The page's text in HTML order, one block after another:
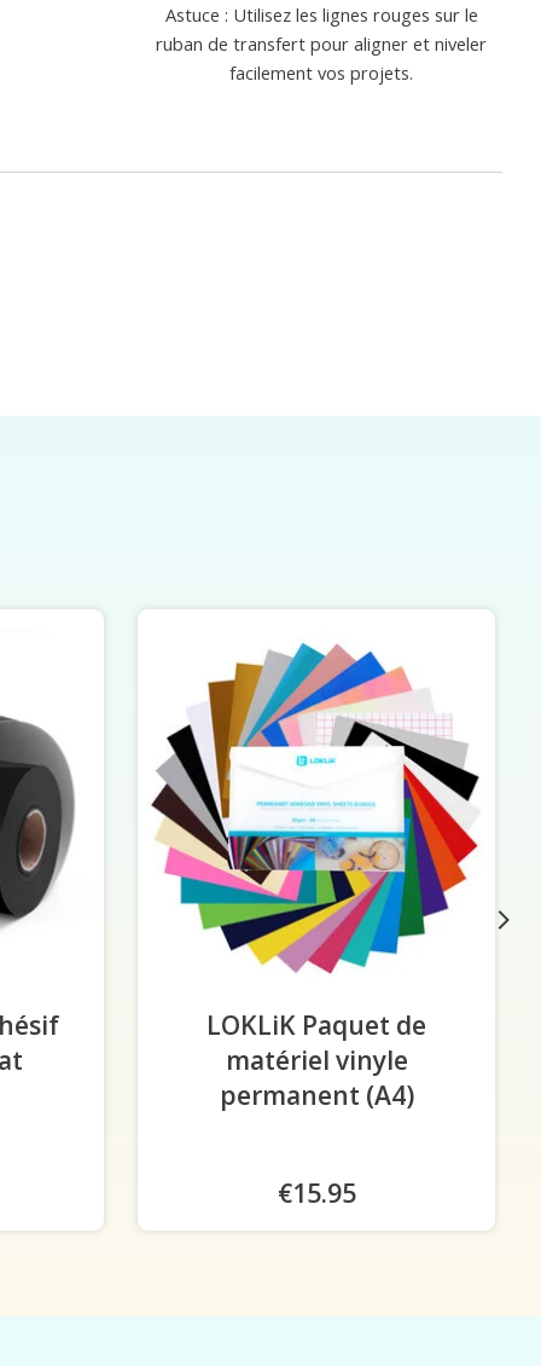
Astuce : Utilisez les lignes rouges sur le
ruban de transfert pour aligner et niveler
facilement vos projets.
LOKLiK Paquet de
matériel vinyle
permanent (A4)
€15.95